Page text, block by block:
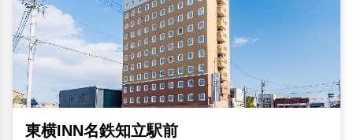
東横INN名鉄知立駅前